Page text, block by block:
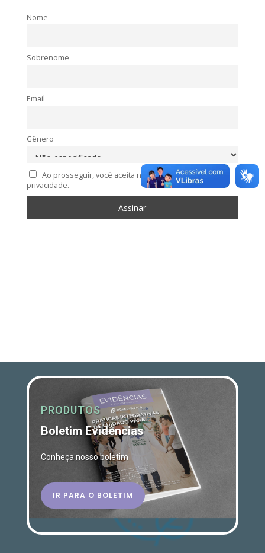
Nome
Sobrenome
Email
Gênero
Ao prosseguir, você aceita nossa política de
privacidade.
PRODUTOS
Boletim Evidências
Conheça nosso boletim
IR PARA O BOLETIM